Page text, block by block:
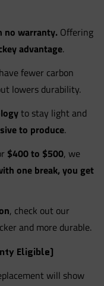
no warranty. Offering
advantage.
fewer carbon
lowers durability.
to stay light and
to produce.
$400 to $500, we
one break, you get
, check out our
and more durable.
Eligible)
will show